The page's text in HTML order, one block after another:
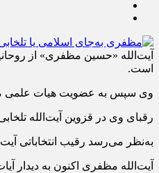
آیت‌الله «حسین مظفری» از
است.
وی سپس به عضویت هیات علمی
رقبای وی در قزوین آیت‌الله
به‌نظر می‌رسد رقیب انتخاباتی
آیت‌الله مظفری اکنون به